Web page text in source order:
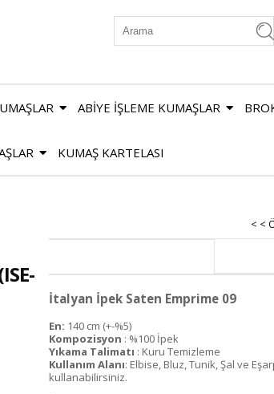
ABİYE İŞLEME KUMAŞLAR
KUMAŞ KARTELASI
< <
İtalyan İpek Saten Emprime 09
En: 140 cm (+-%5)
Kompozisyon : %100 İpek
Yıkama Talimatı : Kuru Temizleme
Kullanım Alanı: Elbise, Bluz, Tunik, Şal ve
kullanabilirsiniz.